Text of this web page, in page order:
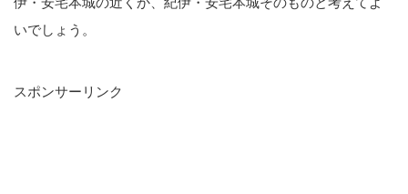
いでしょう。
スポンサーリンク